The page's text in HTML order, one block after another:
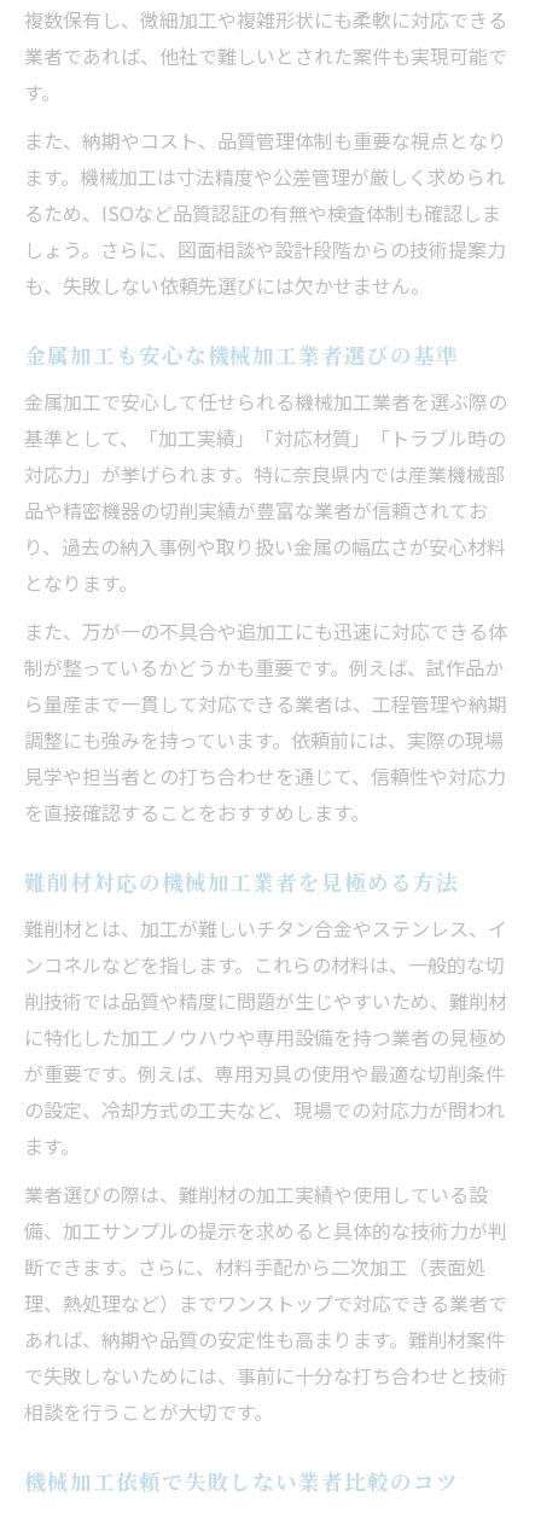
複数保有し、微細加工や複雑形状にも柔軟に対応できる
業者であれば、他社で難しいとされた案件も実現可能で
す。
また、納期やコスト、品質管理体制も重要な視点となり
ます。機械加工は寸法精度や公差管理が厳しく求められ
るため、ISOなど品質認証の有無や検査体制も確認しま
しょう。さらに、図面相談や設計段階からの技術提案力
も、失敗しない依頼先選びには欠かせません。
金属加工も安心な機械加工業者選びの基準
金属加工で安心して任せられる機械加工業者を選ぶ際の
基準として、「加工実績」「対応材質」「トラブル時の
対応力」が挙げられます。特に奈良県内では産業機械部
品や精密機器の切削実績が豊富な業者が信頼されてお
り、過去の納入事例や取り扱い金属の幅広さが安心材料
となります。
また、万が一の不具合や追加工にも迅速に対応できる体
制が整っているかどうかも重要です。例えば、試作品か
ら量産まで一貫して対応できる業者は、工程管理や納期
調整にも強みを持っています。依頼前には、実際の現場
見学や担当者との打ち合わせを通じて、信頼性や対応力
を直接確認することをおすすめします。
難削材対応の機械加工業者を見極める方法
難削材とは、加工が難しいチタン合金やステンレス、イ
ンコネルなどを指します。これらの材料は、一般的な切
削技術では品質や精度に問題が生じやすいため、難削材
に特化した加工ノウハウや専用設備を持つ業者の見極め
が重要です。例えば、専用刃具の使用や最適な切削条件
の設定、冷却方式の工夫など、現場での対応力が問われ
ます。
業者選びの際は、難削材の加工実績や使用している設
備、加工サンプルの提示を求めると具体的な技術力が判
断できます。さらに、材料手配から二次加工（表面処
理、熱処理など）までワンストップで対応できる業者で
あれば、納期や品質の安定性も高まります。難削材案件
で失敗しないためには、事前に十分な打ち合わせと技術
相談を行うことが大切です。
機械加工依頼で失敗しない業者比較のコツ